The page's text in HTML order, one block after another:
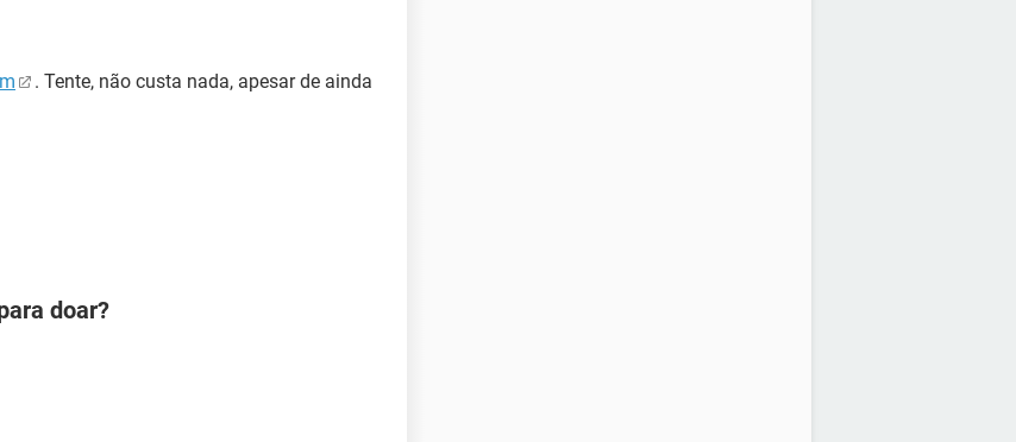
. Tente, não custa nada, apesar de ainda
doar?